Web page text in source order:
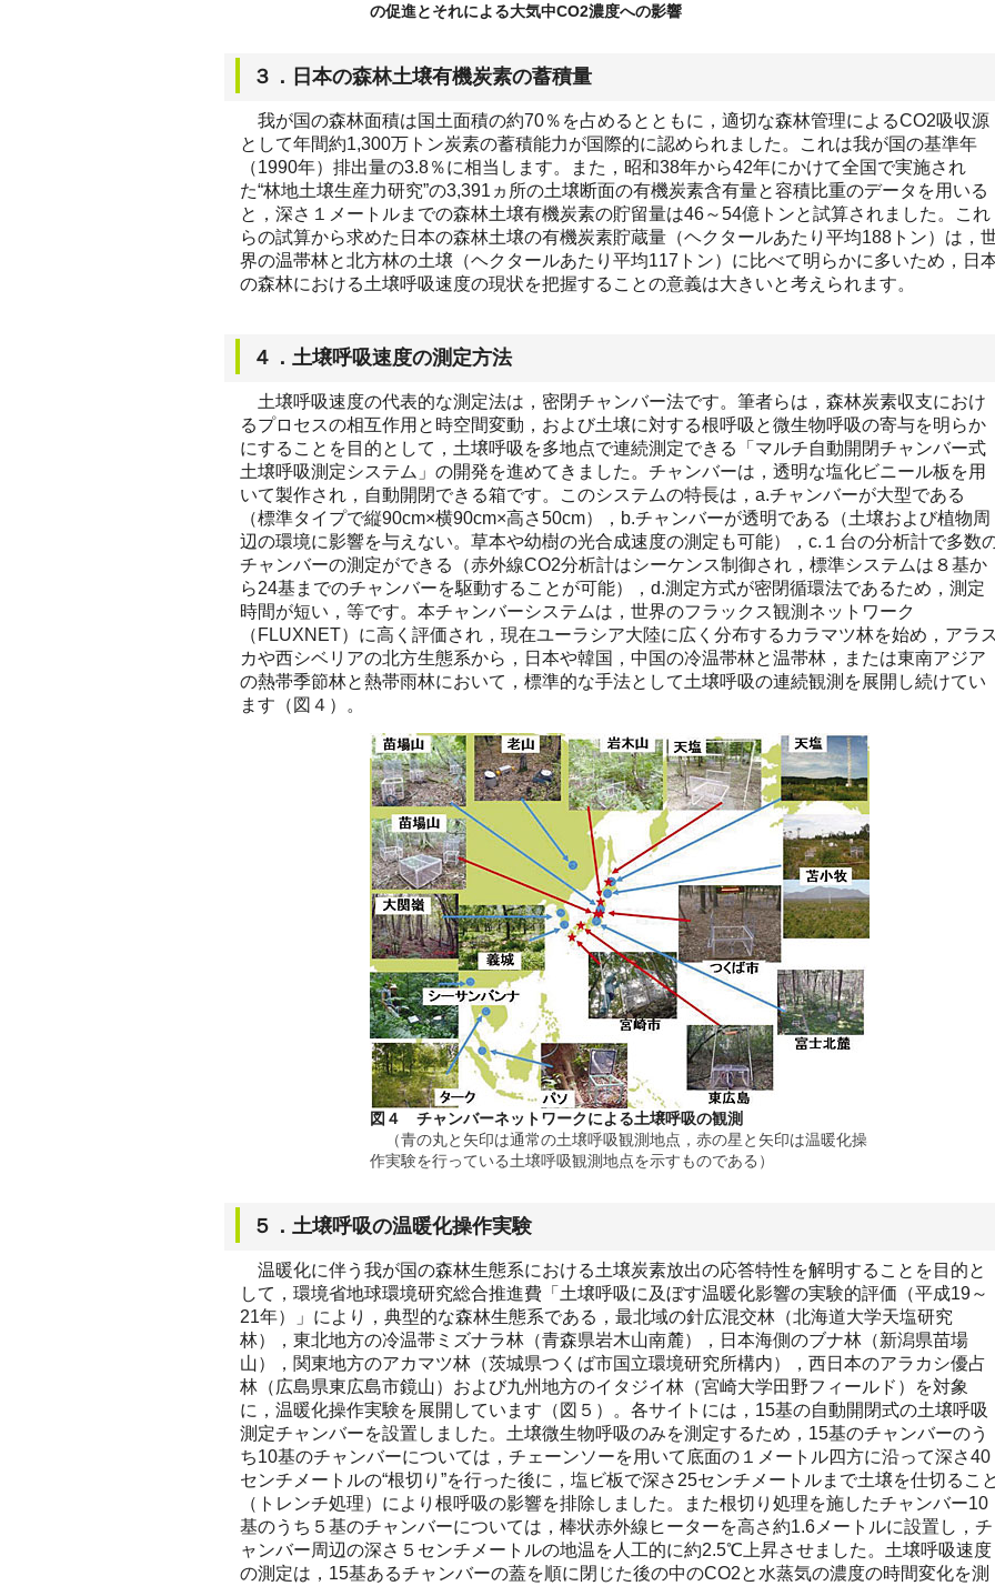
の促進とそれによる大気中CO2濃度への影響
３．日本の森林土壌有機炭素の蓄積量
我が国の森林面積は国土面積の約70％を占めるとともに，適切な森林管理によるCO2吸収源
として年間約1,300万トン炭素の蓄積能力が国際的に認められました。これは我が国の基準年
（1990年）排出量の3.8％に相当します。また，昭和38年から42年にかけて全国で実施され
た“林地土壌生産力研究”の3,391ヵ所の土壌断面の有機炭素含有量と容積比重のデータを用いる
と，深さ１メートルまでの森林土壌有機炭素の貯留量は46～54億トンと試算されました。これ
らの試算から求めた日本の森林土壌の有機炭素貯蔵量（ヘクタールあたり平均188トン）は，
界の温帯林と北方林の土壌（ヘクタールあたり平均117トン）に比べて明らかに多いため，日
の森林における土壌呼吸速度の現状を把握することの意義は大きいと考えられます。
４．土壌呼吸速度の測定方法
土壌呼吸速度の代表的な測定法は，密閉チャンバー法です。筆者らは，森林炭素収支におけ
るプロセスの相互作用と時空間変動，および土壌に対する根呼吸と微生物呼吸の寄与を明らか
にすることを目的として，土壌呼吸を多地点で連続測定できる「マルチ自動開閉チャンバー式
土壌呼吸測定システム」の開発を進めてきました。チャンバーは，透明な塩化ビニール板を用
いて製作され，自動開閉できる箱です。このシステムの特長は，a.チャンバーが大型である
（標準タイプで縦90cm×横90cm×高さ50cm），b.チャンバーが透明である（土壌および植物周
辺の環境に影響を与えない。草本や幼樹の光合成速度の測定も可能），c.１台の分析計で多数
チャンバーの測定ができる（赤外線CO2分析計はシーケンス制御され，標準システムは８基か
ら24基までのチャンバーを駆動することが可能），d.測定方式が密閉循環法であるため，測定
時間が短い，等です。本チャンバーシステムは，世界のフラックス観測ネットワーク
（FLUXNET）に高く評価され，現在ユーラシア大陸に広く分布するカラマツ林を始め，アラ
カや西シベリアの北方生態系から，日本や韓国，中国の冷温帯林と温帯林，または東南アジア
の熱帯季節林と熱帯雨林において，標準的な手法として土壌呼吸の連続観測を展開し続けてい
ます（図４）。
図４ チャンバーネットワークによる土壌呼吸の観測
（青の丸と矢印は通常の土壌呼吸観測地点，赤の星と矢印は温暖化操
作実験を行っている土壌呼吸観測地点を示すものである）
５．土壌呼吸の温暖化操作実験
温暖化に伴う我が国の森林生態系における土壌炭素放出の応答特性を解明することを目的と
して，環境省地球環境研究総合推進費「土壌呼吸に及ぼす温暖化影響の実験的評価（平成19～
21年）」により，典型的な森林生態系である，最北域の針広混交林（北海道大学天塩研究
林），東北地方の冷温帯ミズナラ林（青森県岩木山南麓），日本海側のブナ林（新潟県苗場
山），関東地方のアカマツ林（茨城県つくば市国立環境研究所構内），西日本のアラカシ優占
林（広島県東広島市鏡山）および九州地方のイタジイ林（宮崎大学田野フィールド）を対象
に，温暖化操作実験を展開しています（図５）。各サイトには，15基の自動開閉式の土壌呼吸
測定チャンバーを設置しました。土壌微生物呼吸のみを測定するため，15基のチャンバーのう
ち10基のチャンバーについては，チェーンソーを用いて底面の１メートル四方に沿って深さ40
センチメートルの“根切り”を行った後に，塩ビ板で深さ25センチメートルまで土壌を仕切るこ
（トレンチ処理）により根呼吸の影響を排除しました。また根切り処理を施したチャンバー10
基のうち５基のチャンバーについては，棒状赤外線ヒーターを高さ約1.6メートルに設置し，チ
ャンバー周辺の深さ５センチメートルの地温を人工的に約2.5℃上昇させました。土壌呼吸速度
の測定は，15基あるチャンバーの蓋を順に閉じた後の中のCO2と水蒸気の濃度の時間変化を測